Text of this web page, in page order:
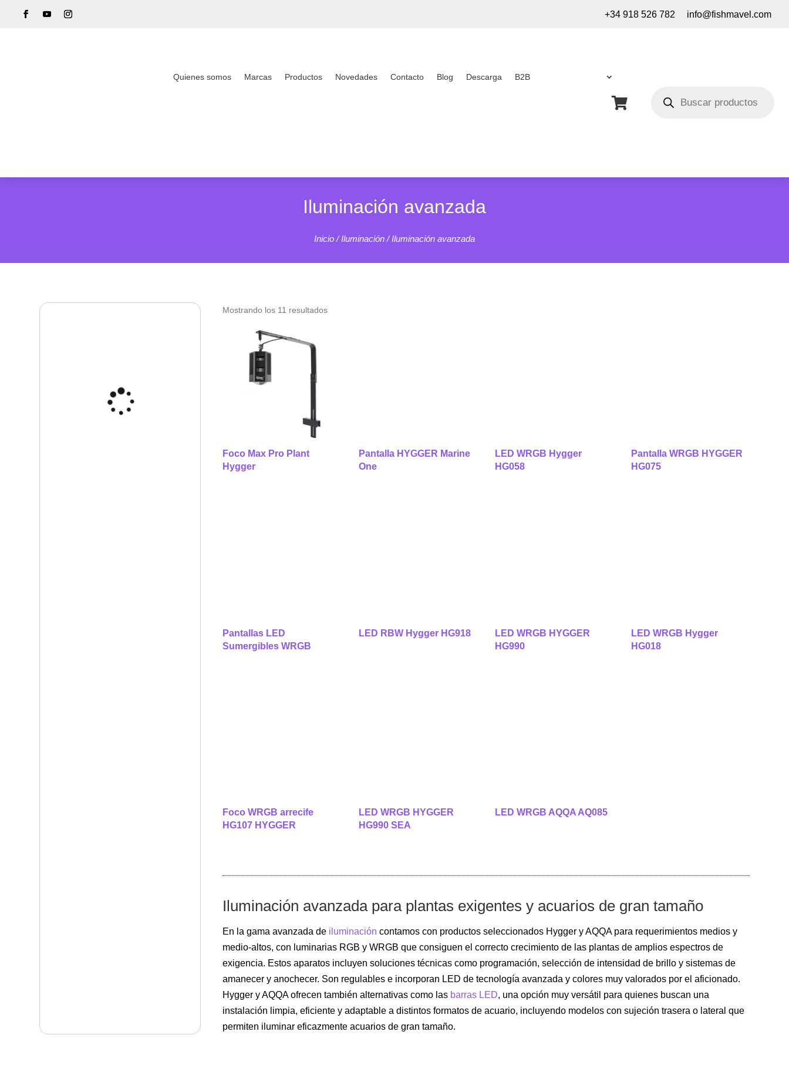
+34 918 526 782 info@fishmavel.com
Quienes somos Marcas Productos Novedades Contacto Blog Descarga B2B

productos
Iluminación avanzada
Inicio/Iluminación/ Iluminación avanzada
Mostrando los 11 resultados
Foco Max Pro Plant
Hygger
Pantalla HYGGER Marine
One
LED WRGB Hygger
HG058
Pantalla WRGB HYGGER
HG075
Pantallas LED
Sumergibles WRGB
LED RBW Hygger HG918
LED WRGB HYGGER
HG990
LED WRGB Hygger
HG018
Foco WRGB arrecife
HG107 HYGGER
LED WRGB HYGGER
HG990 SEA
LED WRGB AQQA AQ085
Iluminación avanzada para plantas exigentes y acuarios de gran tamaño
En la gama avanzada de iluminación contamos con productos seleccionados Hygger y AQQA para requerimientos medios y
medio-altos, con luminarias RGB y WRGB que consiguen el correcto crecimiento de las plantas de amplios espectros de
exigencia. Estos aparatos incluyen soluciones técnicas como programación, selección de intensidad de brillo y sistemas de
amanecer y anochecer. Son regulables e incorporan LED de tecnología avanzada y colores muy valorados por el aficionado.
Hygger y AQQA ofrecen también alternativas como las barras LED, una opción muy versátil para quienes buscan una
instalación limpia, eficiente y adaptable a distintos formatos de acuario, incluyendo modelos con sujeción trasera o lateral que
permiten iluminar eficazmente acuarios de gran tamaño.